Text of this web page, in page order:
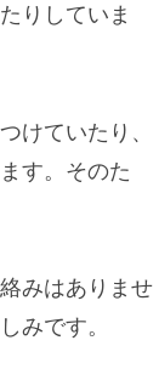
りしていま
けていたり、
す。そのた
みはありませ
みです。